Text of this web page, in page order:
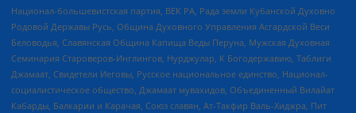
Национал-большевистская партия, ВЕК РА, Рада земли Кубанской Духовно
Родовой Державы Русь, Община Духовного Управления Асгардской Веси
Беловодья, Славянская Община Капища Веды Перуна, Мужская Духовная
Семинария Староверов-Инглингов, Нурджулар, К Богодержавию, Таблиги
Джамаат, Свидетели Иеговы, Русское национальное единство, Национал-
социалистическое общество, Джамаат мувахидов, Объединенный Вилайат
Кабарды, Балкарии и Карачая, Союз славян, Ат-Такфир Валь-Хиджра, Пит